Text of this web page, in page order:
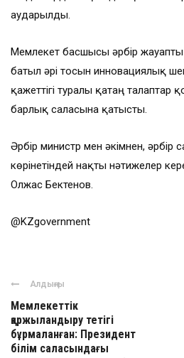
аударылды.
Мемлекет басшысы әрбір
батыл әрі тосын инновациялық
қажеттігі туралы қатаң талаптар
барлық саласына қатысты.
Әрбір министр мен әкімнен, әрбір
көрінетіндей нақты нәтижелер
Олжас Бектенов.
@KZgovernment
Алдыңғы
Мемлекеттік
қаржыландыру тетігі
бұрмаланған: Президент
білім саласындағы